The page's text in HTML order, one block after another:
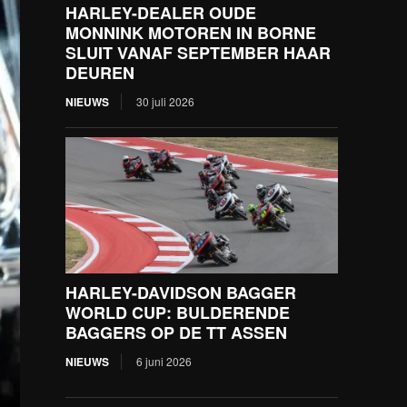
HARLEY-DEALER OUDE
MONNINK MOTOREN IN BORNE
SLUIT VANAF SEPTEMBER HAAR
DEUREN
NIEUWS 30 juli 2026
HARLEY-DAVIDSON BAGGER
WORLD CUP: BULDERENDE
BAGGERS OP DE TT ASSEN
NIEUWS 6 juni 2026